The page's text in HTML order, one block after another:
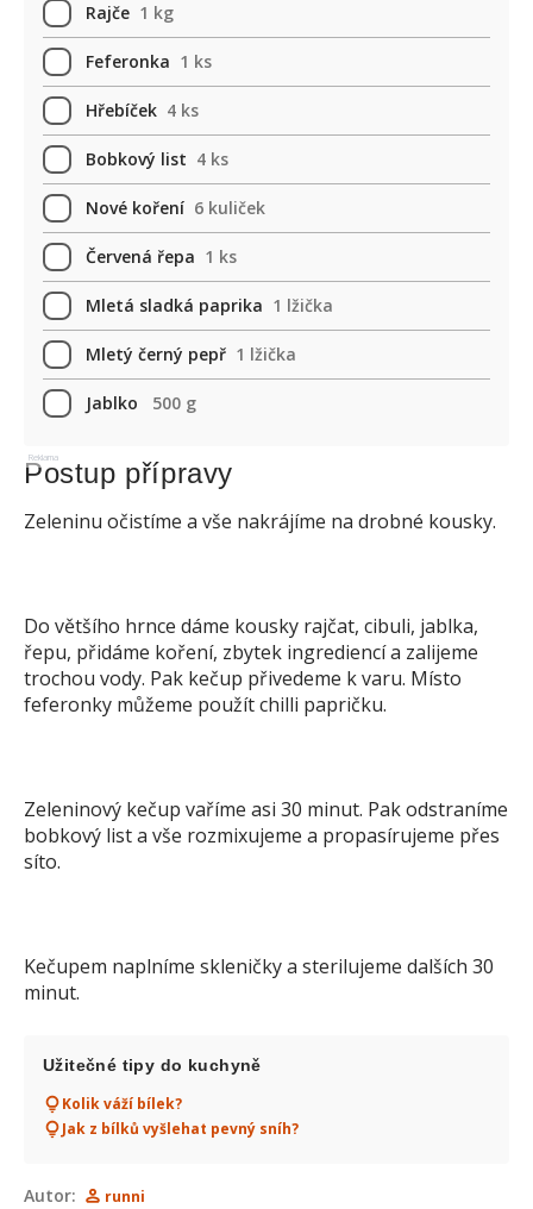
Rajče 1 kg
Feferonka 1 ks
Hřebíček 4 ks
Bobkový list 4 ks
Nové koření 6 kuliček
Červená řepa 1 ks
Mletá sladká paprika 1 lžička
Mletý černý pepř 1 lžička
Jablko 500 g
Reklama
Postup přípravy
Zeleninu očistíme a vše nakrájíme na drobné kousky.
Do většího hrnce dáme kousky rajčat, cibuli, jablka,
řepu, přidáme koření, zbytek ingrediencí a zalijeme
trochou vody. Pak kečup přivedeme k varu. Místo
feferonky můžeme použít chilli papričku.
Zeleninový kečup vaříme asi 30 minut. Pak odstraníme
bobkový list a vše rozmixujeme a propasírujeme přes
síto.
Kečupem naplníme skleničky a sterilujeme dalších 30
minut.
Užitečné tipy do kuchyně
Kolik váží bílek?
Jak z bílků vyšlehat pevný sníh?
Autor: runni